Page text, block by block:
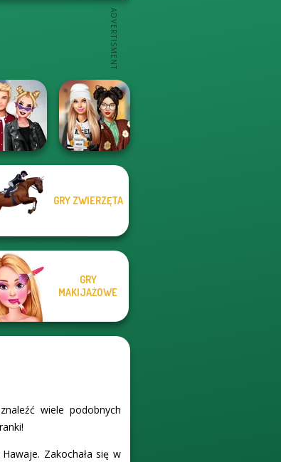
Hate
Dress To Impress
GRY ZWIERZĘTA
GRY
MAKIJAŻOWE
wiele podobnych
Zakochała się w